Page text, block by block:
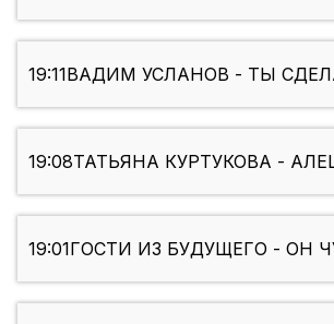
19:11ВАДИМ УСЛАНОВ - ТЫ
19:08ТАТЬЯНА КУРТУКОВА -
19:01ГОСТИ ИЗ БУДУЩЕГО - ОН